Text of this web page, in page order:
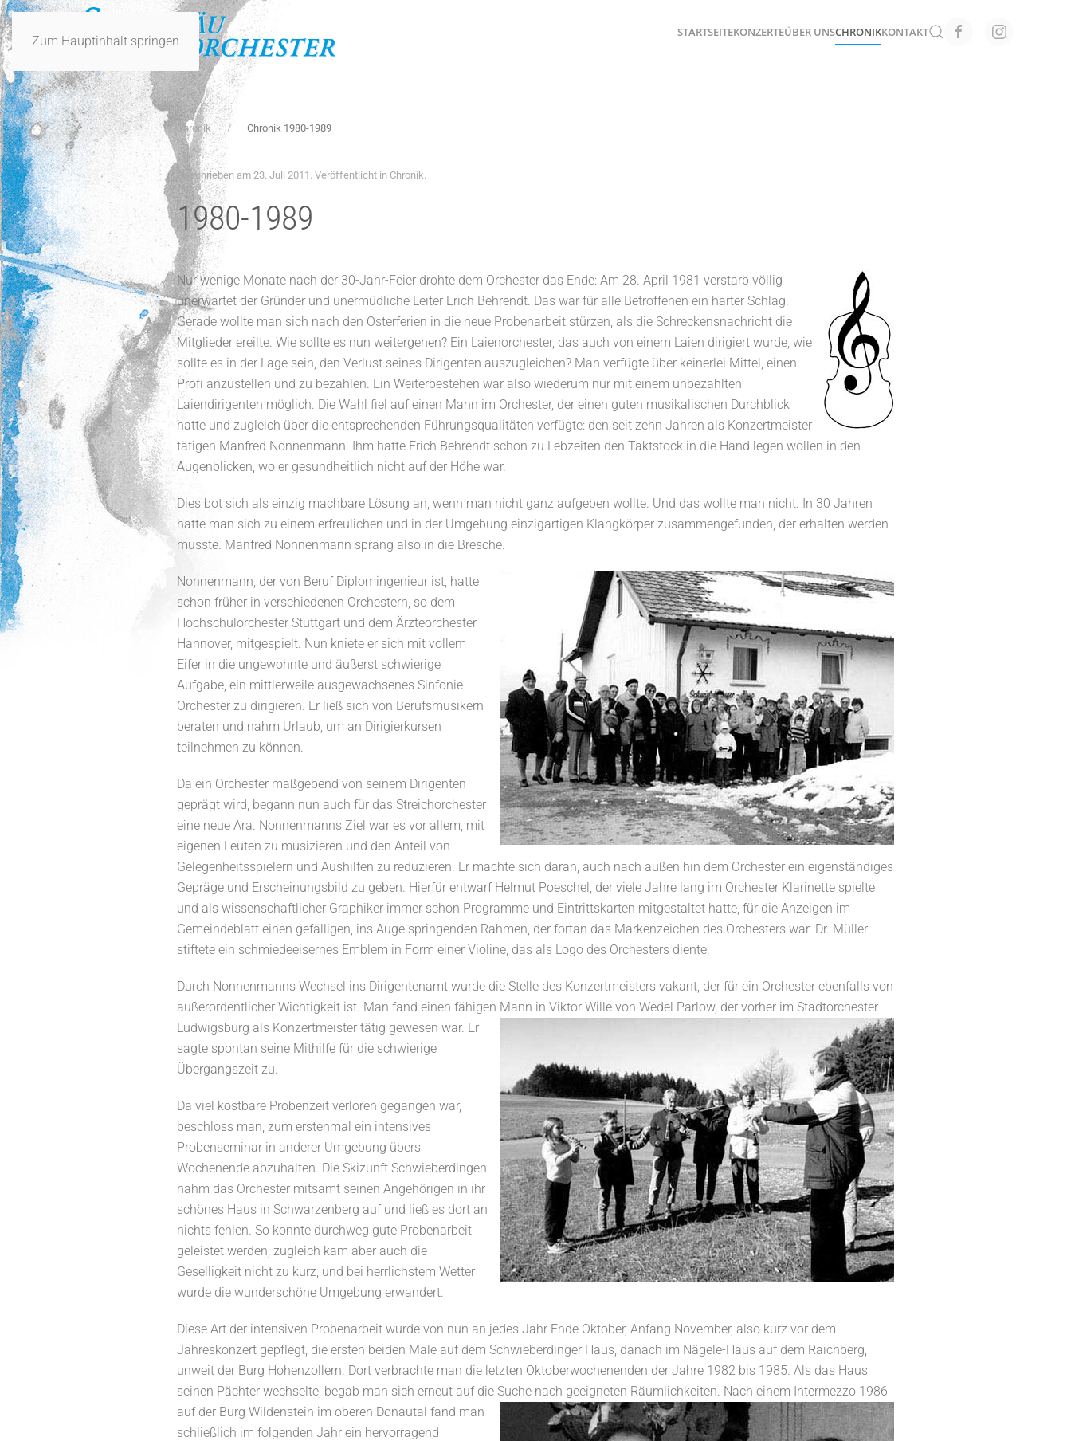
Zum Hauptinhalt springen
STARTSEITEKONZERTEÜBER UNSCHRONIKKONTAKT
Chronik Chronik 1980-1989
Geschrieben am 23. Juli 2011 . Veröffentlicht in Chronik.
1980-1989
Nur wenige Monate nach der 30-Jahr-Feier drohte dem Orchester das Ende: Am 28. April 1981 verstarb völlig
unerwartet der Gründer und unermüdliche Leiter Erich Behrendt. Das war für alle Betroffenen ein harter Schlag.
Gerade wollte man sich nach den Osterferien in die neue Probenarbeit stürzen, als die Schreckensnachricht die
Mitglieder ereilte. Wie sollte es nun weitergehen? Ein Laienorchester, das auch von einem Laien dirigiert wurde, wie
sollte es in der Lage sein, den Verlust seines Dirigenten auszugleichen? Man verfügte über keinerlei Mittel, einen
Profi anzustellen und zu bezahlen. Ein Weiterbestehen war also wiederum nur mit einem unbezahlten
Laiendirigenten möglich. Die Wahl fiel auf einen Mann im Orchester, der einen guten musikalischen Durchblick
hatte und zugleich über die entsprechenden Führungsqualitäten verfügte: den seit zehn Jahren als Konzertmeister
tätigen Manfred Nonnenmann. Ihm hatte Erich Behrendt schon zu Lebzeiten den Taktstock in die Hand legen wollen in den
Augenblicken, wo er gesundheitlich nicht auf der Höhe war.
Dies bot sich als einzig machbare Lösung an, wenn man nicht ganz aufgeben wollte. Und das wollte man nicht. In 30 Jahren
hatte man sich zu einem erfreulichen und in der Umgebung einzigartigen Klangkörper zusammengefunden, der erhalten werden
musste. Manfred Nonnenmann sprang also in die Bresche.
Nonnenmann, der von Beruf Diplomingenieur ist, hatte
schon früher in verschiedenen Orchestern, so dem
Hochschulorchester Stuttgart und dem Ärzteorchester
Hannover, mitgespielt. Nun kniete er sich mit vollem
Eifer in die ungewohnte und äußerst schwierige
Aufgabe, ein mittlerweile ausgewachsenes Sinfonie-
Orchester zu dirigieren. Er ließ sich von Berufsmusikern
beraten und nahm Urlaub, um an Dirigierkursen
teilnehmen zu können.
Da ein Orchester maßgebend von seinem Dirigenten
geprägt wird, begann nun auch für das Streichorchester
eine neue Ära. Nonnenmanns Ziel war es vor allem, mit
eigenen Leuten zu musizieren und den Anteil von
Gelegenheitsspielern und Aushilfen zu reduzieren. Er machte sich daran, auch nach außen hin dem Orchester ein eigenständiges
Gepräge und Erscheinungsbild zu geben. Hierfür entwarf Helmut Poeschel, der viele Jahre lang im Orchester Klarinette spielte
und als wissenschaftlicher Graphiker immer schon Programme und Eintrittskarten mitgestaltet hatte, für die Anzeigen im
Gemeindeblatt einen gefälligen, ins Auge springenden Rahmen, der fortan das Markenzeichen des Orchesters war. Dr. Müller
stiftete ein schmiedeeisernes Emblem in Form einer Violine, das als Logo des Orchesters diente.
Durch Nonnenmanns Wechsel ins Dirigentenamt wurde die Stelle des Konzertmeisters vakant, der für ein Orchester ebenfalls von
außerordentlicher Wichtigkeit ist. Man fand einen fähigen Mann in Viktor Wille von Wedel Parlow, der vorher im Stadtorchester
Ludwigsburg als Konzertmeister tätig gewesen war. Er
sagte spontan seine Mithilfe für die schwierige
Übergangszeit zu.
Da viel kostbare Probenzeit verloren gegangen war,
beschloss man, zum erstenmal ein intensives
Probenseminar in anderer Umgebung übers
Wochenende abzuhalten. Die Skizunft Schwieberdingen
nahm das Orchester mitsamt seinen Angehörigen in ihr
schönes Haus in Schwarzenberg auf und ließ es dort an
nichts fehlen. So konnte durchweg gute Probenarbeit
geleistet werden; zugleich kam aber auch die
Geselligkeit nicht zu kurz, und bei herrlichstem Wetter
wurde die wunderschöne Umgebung erwandert.
Diese Art der intensiven Probenarbeit wurde von nun an jedes Jahr Ende Oktober, Anfang November, also kurz vor dem
Jahreskonzert gepflegt, die ersten beiden Male auf dem Schwieberdinger Haus, danach im Nägele-Haus auf dem Raichberg,
unweit der Burg Hohenzollern. Dort verbrachte man die letzten Oktoberwochenenden der Jahre 1982 bis 1985. Als das Haus
seinen Pächter wechselte, begab man sich erneut auf die Suche nach geeigneten Räumlichkeiten. Nach einem Intermezzo 1986
auf der Burg Wildenstein im oberen Donautal fand man
schließlich im folgenden Jahr ein hervorragend